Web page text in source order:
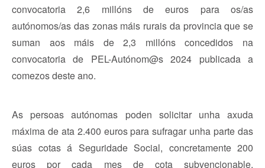
convocatoria 2,6 millóns de euros para os/as
autónomos/as das zonas máis rurais da provincia que se
suman aos máis de 2,3 millóns concedidos na
convocatoria de PEL-Autónom@s 2024 publicada a
comezos deste ano.
As persoas autónomas poden solicitar unha axuda
máxima de ata 2.400 euros para sufragar unha parte das
súas cotas á Seguridade Social, concretamente 200
euros por cada mes de cota subvencionable.